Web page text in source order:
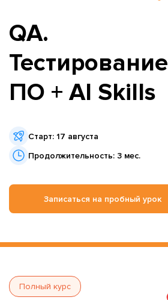
QA.
Тестирование
ПО + AI Skills
Старт: 17 августа
Продолжительность: 3 мес.
Записаться на пробный урок
Полный курс